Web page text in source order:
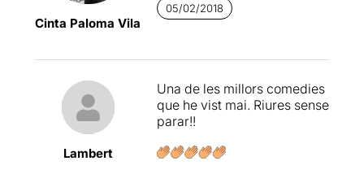
Cinta Paloma Vila
05/02/2018
Lambert
Una de les millors comedies
que he vist mai. Riures sense
parar!!